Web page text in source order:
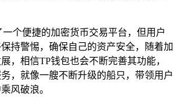
个便捷的加密货币交易平台，但用户
持警惕，确保自己的资产安全，随着加
，相信TP钱包也会不断完善其功能，
，就像一艘不断升级的船只，带领用户
风破浪。